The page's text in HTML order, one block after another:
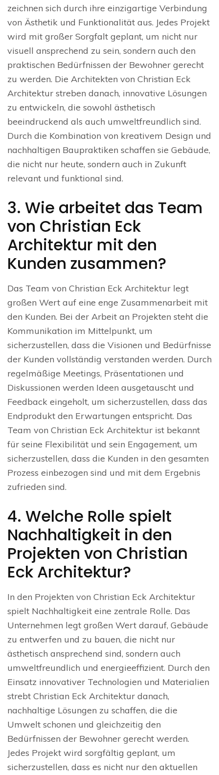
zeichnen sich durch ihre einzigartige Verbindung
von Ästhetik und Funktionalität aus. Jedes Projekt
wird mit großer Sorgfalt geplant, um nicht nur
visuell ansprechend zu sein, sondern auch den
praktischen Bedürfnissen der Bewohner gerecht
zu werden. Die Architekten von Christian Eck
Architektur streben danach, innovative Lösungen
zu entwickeln, die sowohl ästhetisch
beeindruckend als auch umweltfreundlich sind.
Durch die Kombination von kreativem Design und
nachhaltigen Baupraktiken schaffen sie Gebäude,
die nicht nur heute, sondern auch in Zukunft
relevant und funktional sind.
3. Wie arbeitet das Team
von Christian Eck
Architektur mit den
Kunden zusammen?
Das Team von Christian Eck Architektur legt
großen Wert auf eine enge Zusammenarbeit mit
den Kunden. Bei der Arbeit an Projekten steht die
Kommunikation im Mittelpunkt, um
sicherzustellen, dass die Visionen und Bedürfnisse
der Kunden vollständig verstanden werden. Durch
regelmäßige Meetings, Präsentationen und
Diskussionen werden Ideen ausgetauscht und
Feedback eingeholt, um sicherzustellen, dass das
Endprodukt den Erwartungen entspricht. Das
Team von Christian Eck Architektur ist bekannt
für seine Flexibilität und sein Engagement, um
sicherzustellen, dass die Kunden in den gesamten
Prozess einbezogen sind und mit dem Ergebnis
zufrieden sind.
4. Welche Rolle spielt
Nachhaltigkeit in den
Projekten von Christian
Eck Architektur?
In den Projekten von Christian Eck Architektur
spielt Nachhaltigkeit eine zentrale Rolle. Das
Unternehmen legt großen Wert darauf, Gebäude
zu entwerfen und zu bauen, die nicht nur
ästhetisch ansprechend sind, sondern auch
umweltfreundlich und energieeffizient. Durch den
Einsatz innovativer Technologien und Materialien
strebt Christian Eck Architektur danach,
nachhaltige Lösungen zu schaffen, die die
Umwelt schonen und gleichzeitig den
Bedürfnissen der Bewohner gerecht werden.
Jedes Projekt wird sorgfältig geplant, um
sicherzustellen, dass es nicht nur den aktuellen